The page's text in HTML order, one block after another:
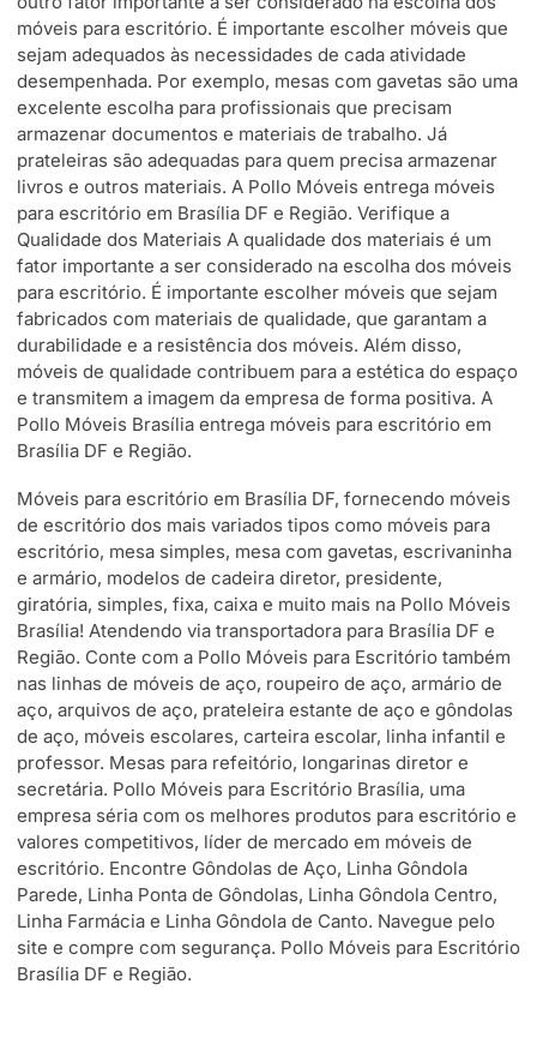
móveis para escritório. É importante escolher móveis que
sejam adequados às necessidades de cada atividade
desempenhada. Por exemplo, mesas com gavetas são uma
excelente escolha para profissionais que precisam
armazenar documentos e materiais de trabalho. Já
prateleiras são adequadas para quem precisa armazenar
livros e outros materiais. A Pollo Móveis entrega móveis
para escritório em Brasília DF e Região. Verifique a
Qualidade dos Materiais A qualidade dos materiais é um
fator importante a ser considerado na escolha dos móveis
para escritório. É importante escolher móveis que sejam
fabricados com materiais de qualidade, que garantam a
durabilidade e a resistência dos móveis. Além disso,
móveis de qualidade contribuem para a estética do espaço
e transmitem a imagem da empresa de forma positiva. A
Pollo Móveis Brasília entrega móveis para escritório em
Brasília DF e Região.
Móveis para escritório em Brasília DF, fornecendo móveis
de escritório dos mais variados tipos como móveis para
escritório, mesa simples, mesa com gavetas, escrivaninha
e armário, modelos de cadeira diretor, presidente,
giratória, simples, fixa, caixa e muito mais na Pollo Móveis
Brasília! Atendendo via transportadora para Brasília DF e
Região. Conte com a Pollo Móveis para Escritório também
nas linhas de móveis de aço, roupeiro de aço, armário de
aço, arquivos de aço, prateleira estante de aço e gôndolas
de aço, móveis escolares, carteira escolar, linha infantil e
professor. Mesas para refeitório, longarinas diretor e
secretária. Pollo Móveis para Escritório Brasília, uma
empresa séria com os melhores produtos para escritório e
valores competitivos, líder de mercado em móveis de
escritório. Encontre Gôndolas de Aço, Linha Gôndola
Parede, Linha Ponta de Gôndolas, Linha Gôndola Centro,
Linha Farmácia e Linha Gôndola de Canto. Navegue pelo
site e compre com segurança. Pollo Móveis para Escritório
Brasília DF e Região.